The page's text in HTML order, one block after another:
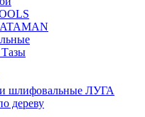
шлифовальные ЛУГА
дереву